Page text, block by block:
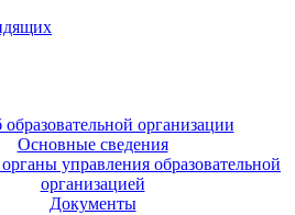
организации
Основные сведения
управления образовательной
организацией
Документы